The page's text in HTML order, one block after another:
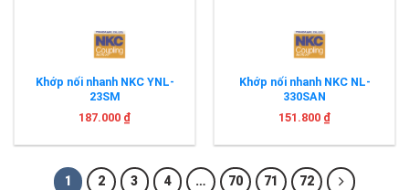
Khớp nối nhanh NKC YNL-
23SM
187.000 ₫
Khớp nối nhanh NKC NL-
330SAN
151.800 ₫
1 2 3 4 … 70 71 72